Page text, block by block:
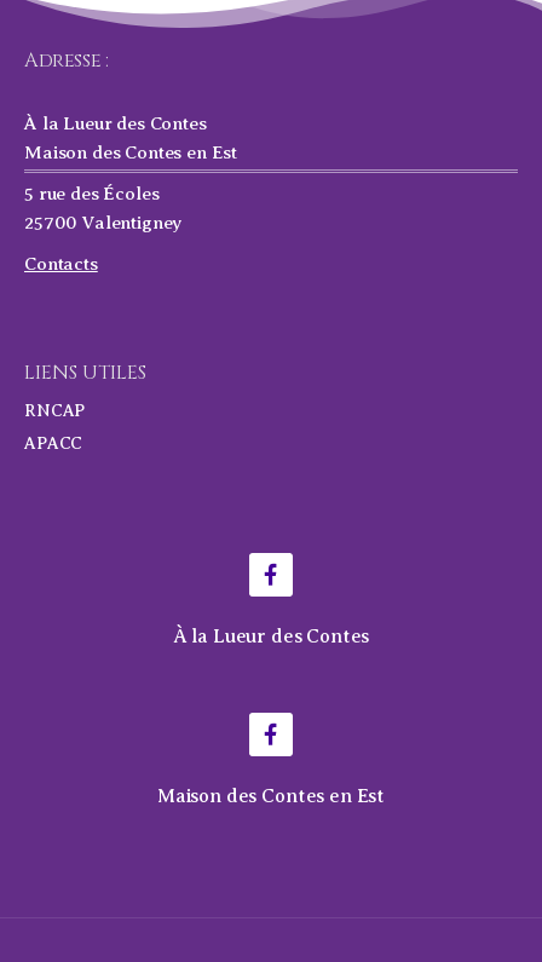
Adresse :
À la Lueur des Contes
Maison des Contes en Est
5 rue des Écoles
25700 Valentigney
Contacts
LIENS UTILES
RNCAP
APACC
À la Lueur des Contes
Maison des Contes en Est